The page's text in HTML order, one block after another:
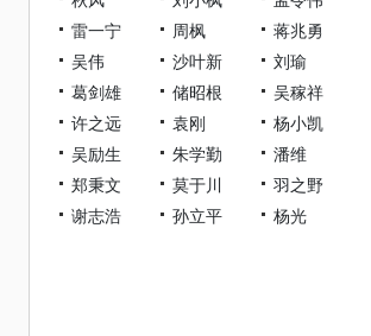
雷一宁
周枫
蒋兆勇
吴伟
沙叶新
刘瑜
葛剑雄
储昭根
吴稼祥
许之远
袁刚
杨小凯
吴励生
朱学勤
潘维
郑秉文
莫于川
羽之野
谢志浩
孙立平 杨光